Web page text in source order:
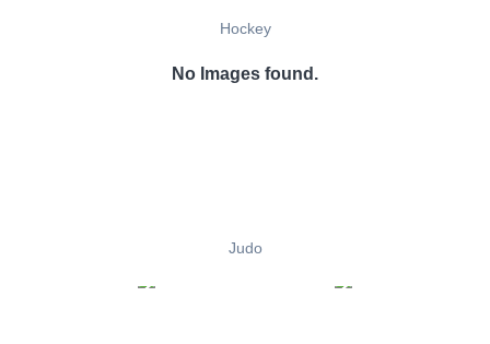
Hockey
No Images found.
Judo